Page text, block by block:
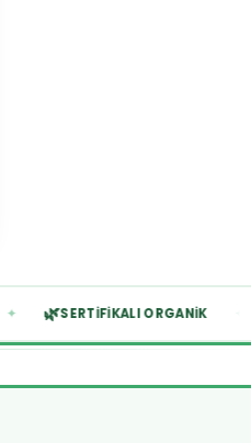
✦ 🌿SERTIFIKALI ORGANIK